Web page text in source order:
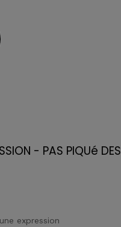
- PAS PIQUé DES
expression